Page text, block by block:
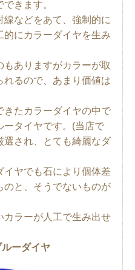
きます。
などをあて、強制的に
にカラーダイヤを生み
もありますがカラーが取
れるので、あまり価値は
きたカラーダイヤの中で
ータイヤです。(当店で
選され、とても綺麗なダ
イヤでも石により個体差
のと、そうでないものが
カラーが人工で生み出せ
ーダイヤ